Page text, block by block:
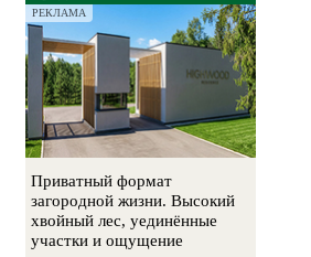
РЕКЛАМА
Приватный формат
загородной жизни. Высокий
хвойный лес, уединённые
участки и ощущение